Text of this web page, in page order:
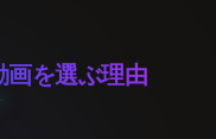
画を選ぶ理由